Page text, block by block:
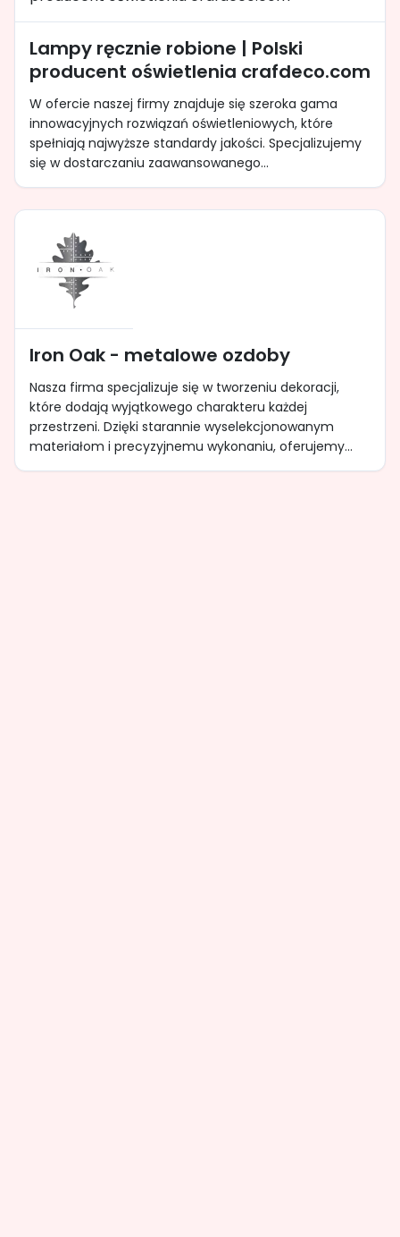
Lampy ręcznie robione | Polski
producent oświetlenia crafdeco.com
W ofercie naszej firmy znajduje się szeroka gama
innowacyjnych rozwiązań oświetleniowych, które
spełniają najwyższe standardy jakości. Specjalizujemy
się w dostarczaniu zaawansowanego...
Iron Oak - metalowe ozdoby
Nasza firma specjalizuje się w tworzeniu dekoracji,
które dodają wyjątkowego charakteru każdej
przestrzeni. Dzięki starannie wyselekcjonowanym
materiałom i precyzyjnemu wykonaniu, oferujemy...